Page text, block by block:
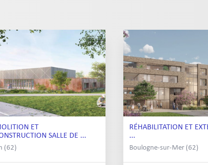
ET
SALLE DE ...
(62)
RÉHABILITATION ET
...
Boulogne-sur-Mer (62)